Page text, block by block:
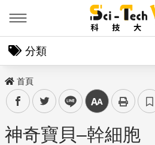
分類
首頁
facebooktwitter line 中
神奇寶貝–幹細胞